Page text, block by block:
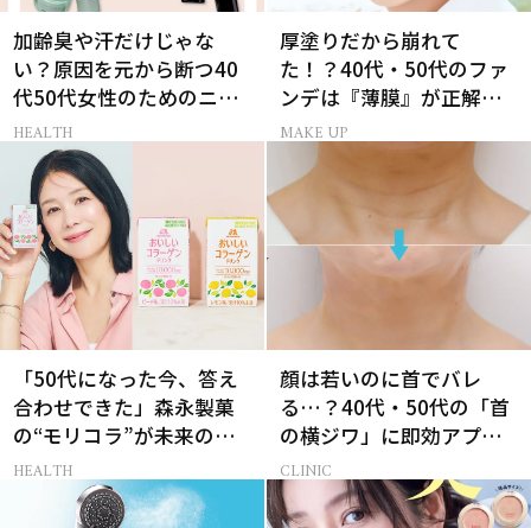
加齢臭や汗だけじゃな
い？原因を元から断つ40
代50代女性のためのニオ
イケア
HEALTH
厚塗りだから崩れて
た！？40代・50代のファ
ンデは『薄膜』が正解で
した
MAKE UP
「50代になった今、答え
合わせできた」森永製菓
の“モリコラ”が未来のキ
レイを連れてくる！
HEALTH
顔は若いのに首でバレ
る…？40代・50代の「首
の横ジワ」に即効アプロ
ーチする最新美容医療と
は
CLINIC